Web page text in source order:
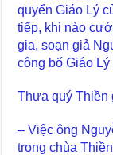
quyển Giáo Lý
tiếp, khi nào
gia, soạn giả
công bố Giáo
Thưa quý Thiền
– Việc ông
trong chùa